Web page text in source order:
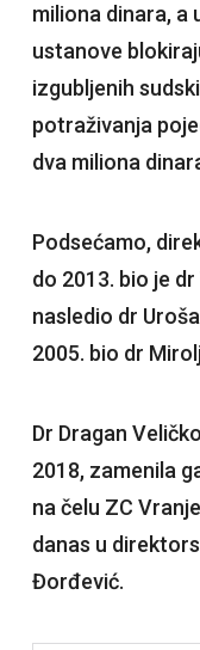
miliona dinara, a
ustanove
izgubljenih
potraživanja
dva miliona
Podsećamo,
do 2013. bio je
nasledio dr
2005. bio dr
Dr Dragan
2018, zamenila
na čelu ZC
danas u
Đorđević.